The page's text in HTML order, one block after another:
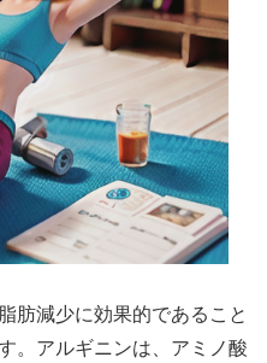
肪減少に効果的であること
。アルギニンは、アミノ酸